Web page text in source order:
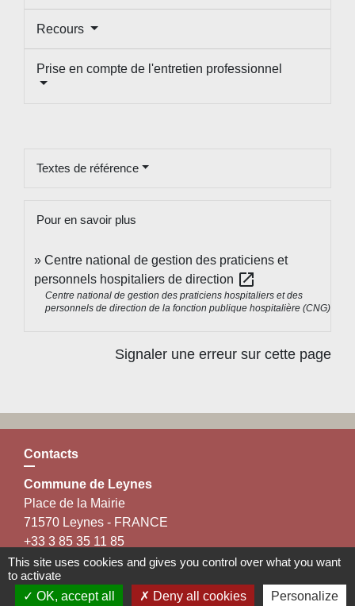
Recours
Prise en compte de l'entretien professionnel
Textes de référence
Pour en savoir plus
Centre national de gestion des praticiens et
personnels hospitaliers de direction open_in_new
Centre national de gestion des praticiens hospitaliers et des
personnels de direction de la fonction publique hospitalière (CNG)
Signaler une erreur sur cette page
Contacts
Commune de Leynes
Place de la Mairie
71570 Leynes - FRANCE
+33 3 85 35 11 85
Contact par formulaire
This site uses cookies and gives you control over what you want
to activate
OK, accept all
Deny all cookies Personalize